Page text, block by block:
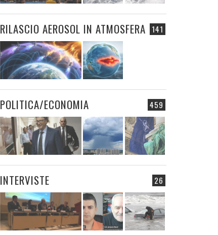
141
RILASCIO AEROSOL IN ATMOSFERA
459
POLITICA/ECONOMIA
26
INTERVISTE